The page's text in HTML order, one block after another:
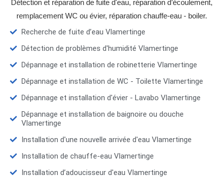
Détection et réparation de fuite d'eau, réparation d’écoulement,
remplacement WC ou évier, réparation chauffe-eau - boiler.
Recherche de fuite d’eau Vlamertinge
Détection de problèmes d'humidité Vlamertinge
Dépannage et installation de robinetterie Vlamertinge
Dépannage et installation de WC - Toilette Vlamertinge
Dépannage et installation d'évier - Lavabo Vlamertinge
Dépannage et installation de baignoire ou douche
Vlamertinge
Installation d'une nouvelle arrivée d'eau Vlamertinge
Installation de chauffe-eau Vlamertinge
Installation d’adoucisseur d'eau Vlamertinge